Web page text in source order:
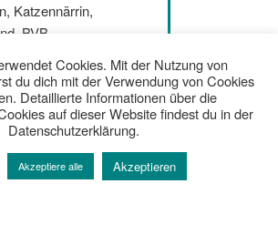
Katzennärrin,
BVB,
Teenerd,
Folk, Indie,
Pop, Klassik
Belletristik,
Cookies. Mit der Nutzung von
du dich mit der Verwendung von Cookies
Detaillierte Informationen über die
auf dieser Website findest du in der
Datenschutzerklärung.
Akzeptiere alle Akzeptieren